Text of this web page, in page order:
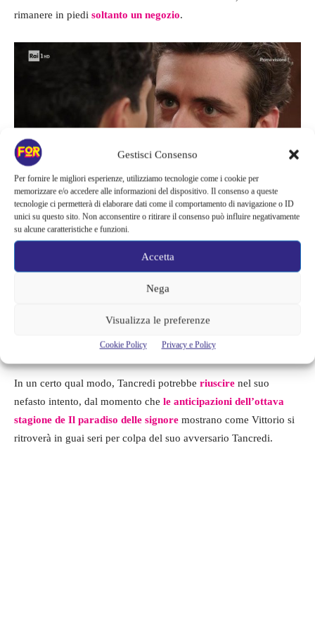
Gestisci Consenso
Per fornire le migliori esperienze, utilizziamo tecnologie come i cookie per
memorizzare e/o accedere alle informazioni del dispositivo. Il consenso a queste
tecnologie ci permetterà di elaborare dati come il comportamento di navigazione o ID
unici su questo sito. Non acconsentire o ritirare il consenso può influire negativamente
su alcune caratteristiche e funzioni.
Accetta
Nega
Visualizza le preferenze
Cookie Policy Privacy e Policy
rimanere in piedi soltanto un negozio.
Tancredi contro Vittorio
Tancredi contro Vittorio
Lo scopo di Tancredi è, infatti, quello di rovinare
eliminandolo
aziendale e farlo apparire agli occhi degli altri come un
In un certo qual modo, Tancredi potrebbe riuscire nel suo
nefasto intento, dal momento che le anticipazioni dell’ottava
stagione de Il paradiso delle signore mostrano come Vittorio si
ritroverà in guai seri per colpa del suo avversario Tancredi.